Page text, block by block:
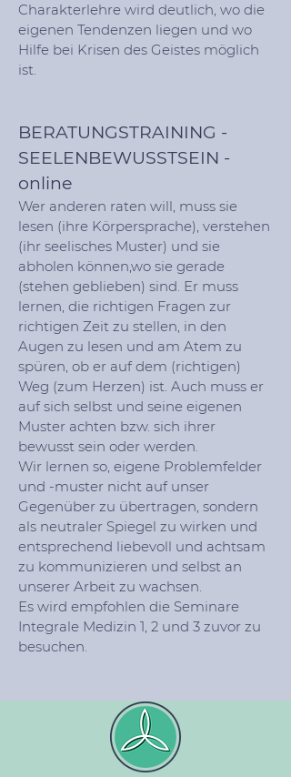
Charakterlehre wird deutlich, wo die
eigenen Tendenzen liegen und wo
Hilfe bei Krisen des Geistes möglich
ist.
BERATUNGSTRAINING -
SEELENBEWUSSTSEIN -
online
Wer anderen raten will, muss sie
lesen (ihre Körpersprache), verstehen
(ihr seelisches Muster) und sie
abholen können,wo sie gerade
(stehen geblieben) sind. Er muss
lernen, die richtigen Fragen zur
richtigen Zeit zu stellen, in den
Augen zu lesen und am Atem zu
spüren, ob er auf dem (richtigen)
Weg (zum Herzen) ist. Auch muss er
auf sich selbst und seine eigenen
Muster achten bzw. sich ihrer
bewusst sein oder werden.
Wir lernen so, eigene Problemfelder
und -muster nicht auf unser
Gegenüber zu übertragen, sondern
als neutraler Spiegel zu wirken und
entsprechend liebevoll und achtsam
zu kommunizieren und selbst an
unserer Arbeit zu wachsen.
Es wird empfohlen die Seminare
Integrale Medizin 1, 2 und 3 zuvor zu
besuchen.